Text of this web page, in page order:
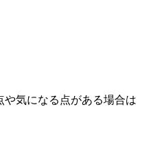
気になる点がある場合は